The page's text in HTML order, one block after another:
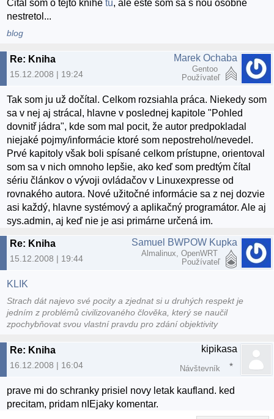
Cital som o tejto knihetu, ale este som sa s nou osobne
nestretol...
blog
Re: Kniha
15.12.2008 | 19:24
Marek Ochaba
Gentoo
Používateľ
Tak som ju už dočítal. Celkom rozsiahla práca. Niekedy som
sa v nej aj strácal, hlavne v poslednej kapitole "Pohled
dovnitř jádra", kde som mal pocit, že autor predpokladal
niejaké pojmy/informácie ktoré som nepostrehol/nevedel.
Prvé kapitoly však boli spísané celkom prístupne, orientoval
som sa v nich omnoho lepšie, ako keď som predtým čítal
sériu článkov o vývoji ovládačov v Linuxexpresse od
rovnakého autora. Nové užitočné informácie sa z nej dozvie
asi každý, hlavne systémový a aplikačný programátor. Ale aj
sys.admin, aj keď nie je asi primárne určená im.
Re: Kniha
15.12.2008 | 19:44
Samuel BWPOW Kupka
Almalinux, OpenWRT
Používateľ
KLIK
Strach dát najevo své pocity a zjednat si u druhých respekt je
jedním z problémů civilizovaného člověka, který se naučil
zpochybňovat svou vlastní pravdu pro zdání objektivity
Re: Kniha
16.12.2008 | 16:04
kipikasa
Návštevník
prave mi do schranky prisiel novy letak kaufland. ked
precitam, pridam nIEjaky komentar.